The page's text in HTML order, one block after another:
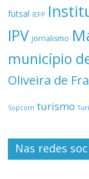
futsal IEFP
IPV jornalismo
município
Oliveira de
Sopcom turismo
Nas redes